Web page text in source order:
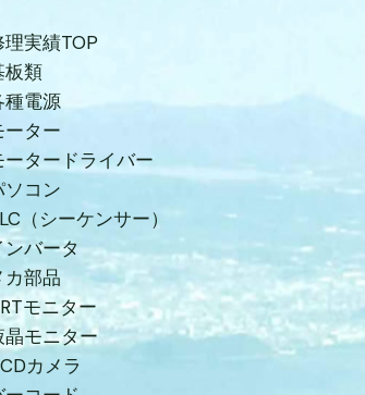
理実績TOP
板類
種電源
ーター
ータードライバー
ソコン
（シーケンサー）
ンバータ
カ部品
モニター
晶モニター
カメラ